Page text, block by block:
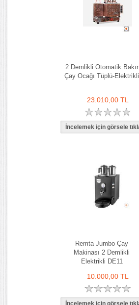
2 Demlikli Otomatik Bakır
Çay Ocağı Tüplü-Elektrikli
23.010,00 TL
Remta Jumbo Çay
Makinası 2 Demlikli
Elektrikli DE11
10.000,00 TL